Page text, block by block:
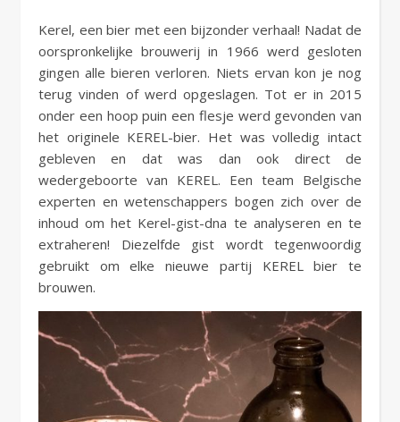
Kerel, een bier met een bijzonder verhaal! Nadat de
oorspronkelijke brouwerij in 1966 werd gesloten
gingen alle bieren verloren. Niets ervan kon je nog
terug vinden of werd opgeslagen. Tot er in 2015
onder een hoop puin een flesje werd gevonden van
het originele KEREL-bier. Het was volledig intact
gebleven en dat was dan ook direct de
wedergeboorte van KEREL. Een team Belgische
experten en wetenschappers bogen zich over de
inhoud om het Kerel-gist-dna te analyseren en te
extraheren! Diezelfde gist wordt tegenwoordig
gebruikt om elke nieuwe partij KEREL bier te
brouwen.